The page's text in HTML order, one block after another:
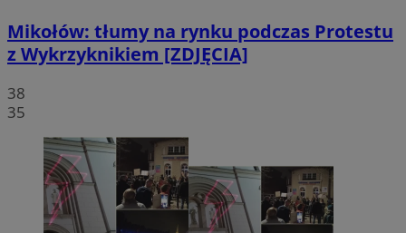
Mikołów: tłumy na rynku podczas Protestu
z Wykrzyknikiem [ZDJĘCIA]
38
35